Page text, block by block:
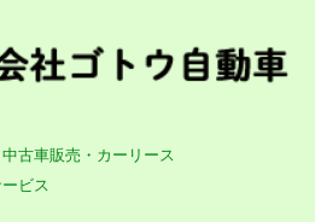
古車販売・カーリース
ビス